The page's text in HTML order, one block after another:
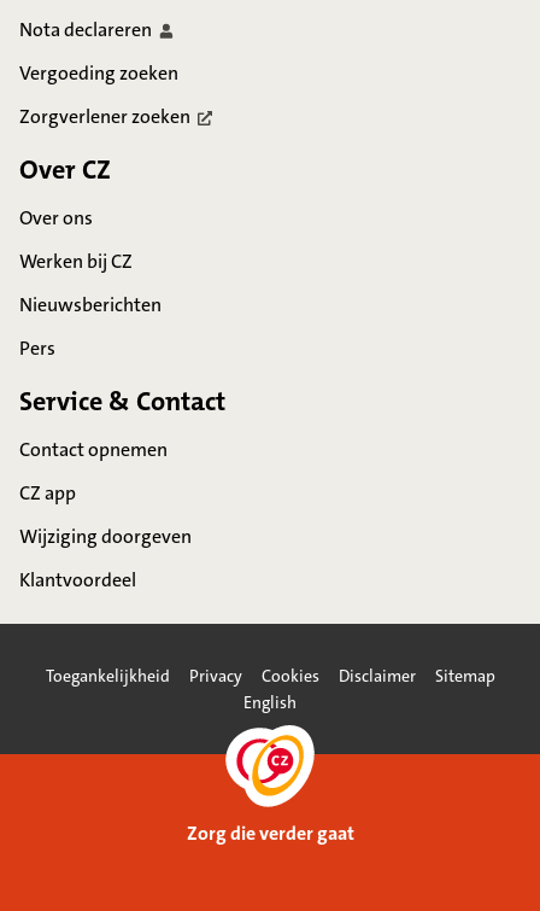
Notadeclareren
Vergoeding zoeken
Zorgverlenerzoeken
Over CZ
Over ons
Werken bij CZ
Nieuwsberichten
Pers
Service & Contact
Contact opnemen
CZ app
Wijziging doorgeven
Klantvoordeel
Toegankelijkheid Privacy Cookies Disclaimer
Sitemap
English
Zorg die verder gaat